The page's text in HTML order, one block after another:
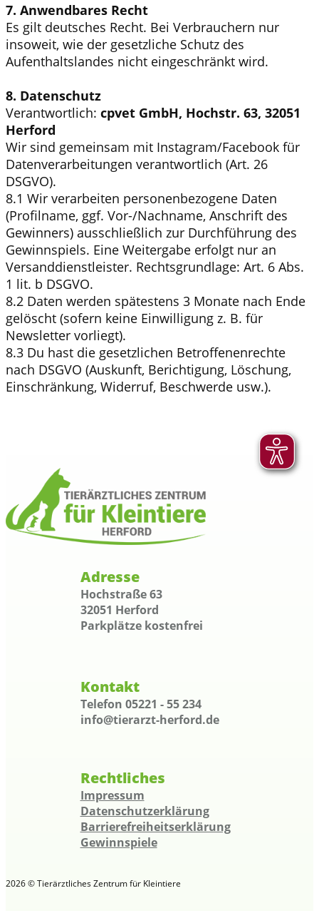
7. Anwendbares Recht
Es gilt deutsches Recht. Bei Verbrauchern nur
insoweit, wie der gesetzliche Schutz des
Aufenthaltslandes nicht eingeschränkt wird.
8. Datenschutz
Verantwortlich: cpvet GmbH, Hochstr. 63, 32051
Herford
Wir sind gemeinsam mit Instagram/Facebook für
Datenverarbeitungen verantwortlich (Art. 26
DSGVO).
8.1 Wir verarbeiten personenbezogene Daten
(Profilname, ggf. Vor-/Nachname, Anschrift des
Gewinners) ausschließlich zur Durchführung des
Gewinnspiels. Eine Weitergabe erfolgt nur an
Versanddienstleister. Rechtsgrundlage: Art. 6 Abs.
1 lit. b DSGVO.
8.2 Daten werden spätestens 3 Monate nach Ende
gelöscht (sofern keine Einwilligung z. B. für
Newsletter vorliegt).
8.3 Du hast die gesetzlichen Betroffenenrechte
nach DSGVO (Auskunft, Berichtigung, Löschung,
Einschränkung, Widerruf, Beschwerde usw.).
Adresse
Hochstraße 63
32051 Herford
Parkplätze kostenfrei
Kontakt
Telefon 05221 - 55 234
info@tierarzt-herford.de
Rechtliches
Impressum
Datenschutzerklärung
Barrierefreiheitserklärung
Gewinnspiele
2026 © Tierärztliches Zentrum für Kleintiere